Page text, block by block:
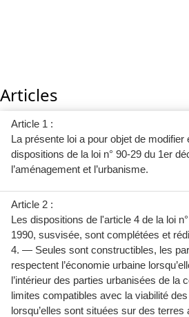
Articles
Article 1 :
La présente loi a pour objet de modifier
dispositions de la loi n° 90-29 du 1er
l’aménagement et l’urbanisme.
Article 2 :
Les dispositions de l'article 4 de la loi
1990, susvisée, sont complétées et
4. — Seules sont constructibles, les
respectent l’économie urbaine
l’intérieur des parties urbanisées de
limites compatibles avec la viabilité
lorsqu’elles sont situées sur des